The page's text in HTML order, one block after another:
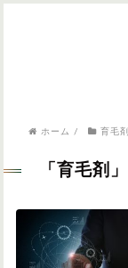
ホーム / 育毛剤
「育毛剤
気になるワード
東京のAGAクリニ
症状・悩み